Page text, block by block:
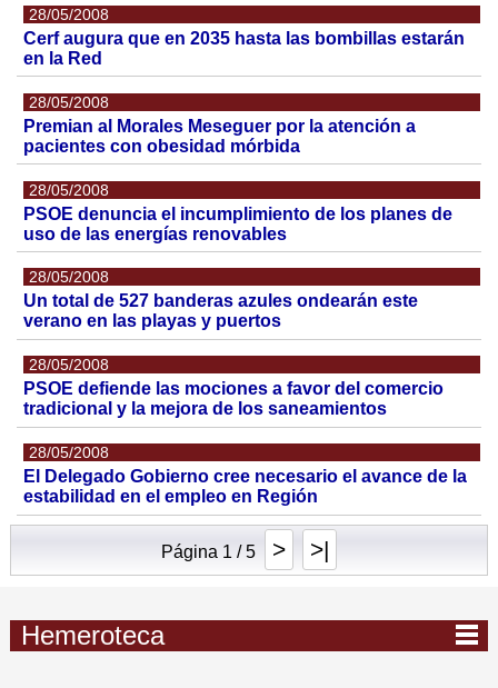
28/05/2008
Cerf augura que en 2035 hasta las bombillas estarán
en la Red
28/05/2008
Premian al Morales Meseguer por la atención a
pacientes con obesidad mórbida
28/05/2008
PSOE denuncia el incumplimiento de los planes de
uso de las energías renovables
28/05/2008
Un total de 527 banderas azules ondearán este
verano en las playas y puertos
28/05/2008
PSOE defiende las mociones a favor del comercio
tradicional y la mejora de los saneamientos
28/05/2008
El Delegado Gobierno cree necesario el avance de la
estabilidad en el empleo en Región
Página 1 / 5 > >|
Hemeroteca